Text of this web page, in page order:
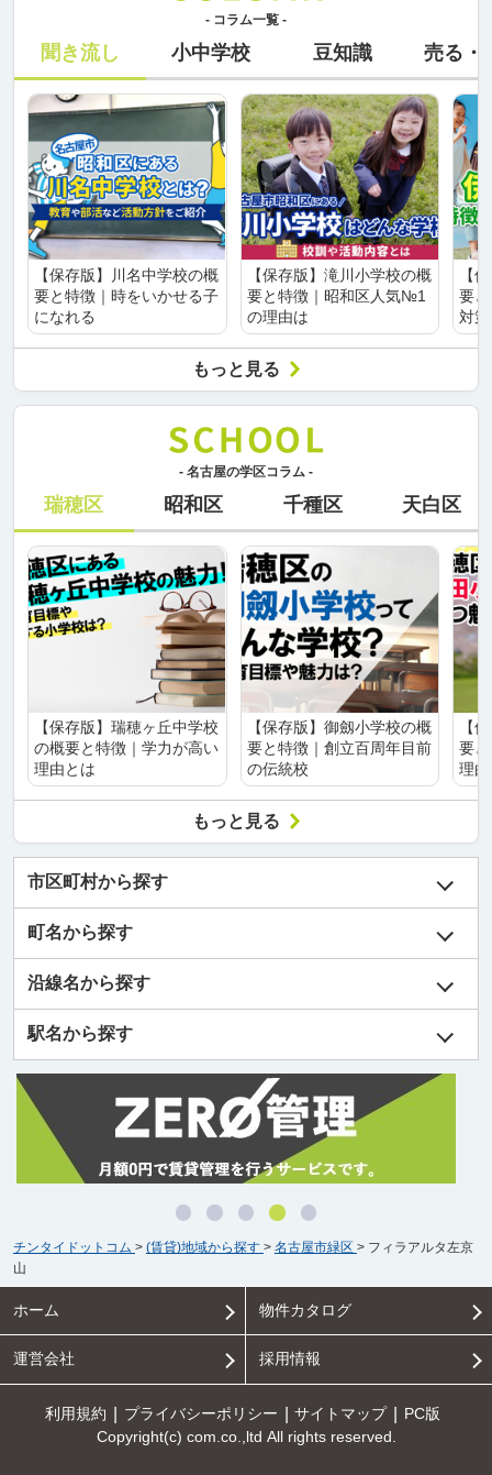
- コラム一覧 -
聞き流し 小中学校 豆知識 売る・
【保存版】川名中学校の概
要と特徴｜時をいかせる子
になれる
【保存版】滝川小学校の概
要と特徴｜昭和区人気№1
の理由は
【
要
対
もっと見る
- 名古屋の学区コラム -
瑞穂区 昭和区 千種区 天白区
【保存版】瑞穂ヶ丘中学校
の概要と特徴｜学力が高い
理由とは
【保存版】御劔小学校の概
要と特徴｜創立百周年目前
の伝統校
【
要
理
もっと見る
市区町村から探す
町名から探す
沿線名から探す
駅名から探す
チンタイドットコム > (賃貸)地域から探す > 名古屋市緑区 > フィラアルタ左京
山
ホーム 物件カタログ
運営会社 採用情報
利用規約 プライバシーポリシー サイトマップ
PC版
Copyright(c) com.co.,ltd All rights reserved.